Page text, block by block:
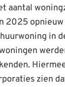
aantal
2025
in
zien